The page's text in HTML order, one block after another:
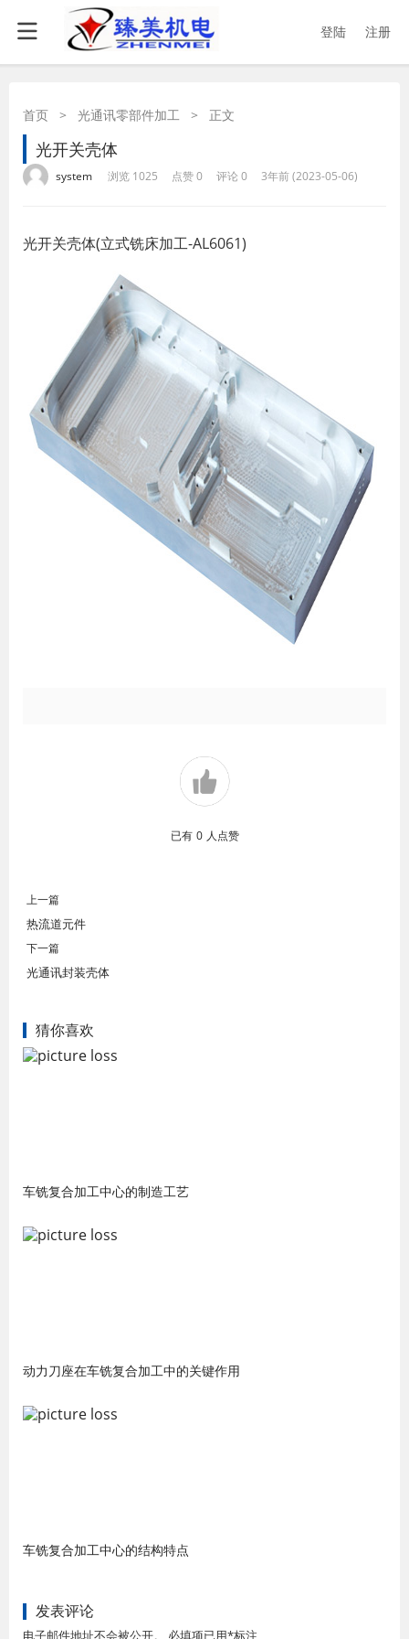
登陆 注册
首页 > 光通讯零部件加工 > 正文
光开关壳体
system 浏览 1025 点赞 0 评论 0 3年前 (2023-05-06)
光开关壳体(立式铣床加工-AL6061)
已有 0 人点赞
上一篇
热流道元件
下一篇
光通讯封装壳体
猜你喜欢
车铣复合加工中心的制造工艺
动力刀座在车铣复合加工中的关键作用
车铣复合加工中心的结构特点
发表评论
电子邮件地址不会被公开。 必填项已用*标注